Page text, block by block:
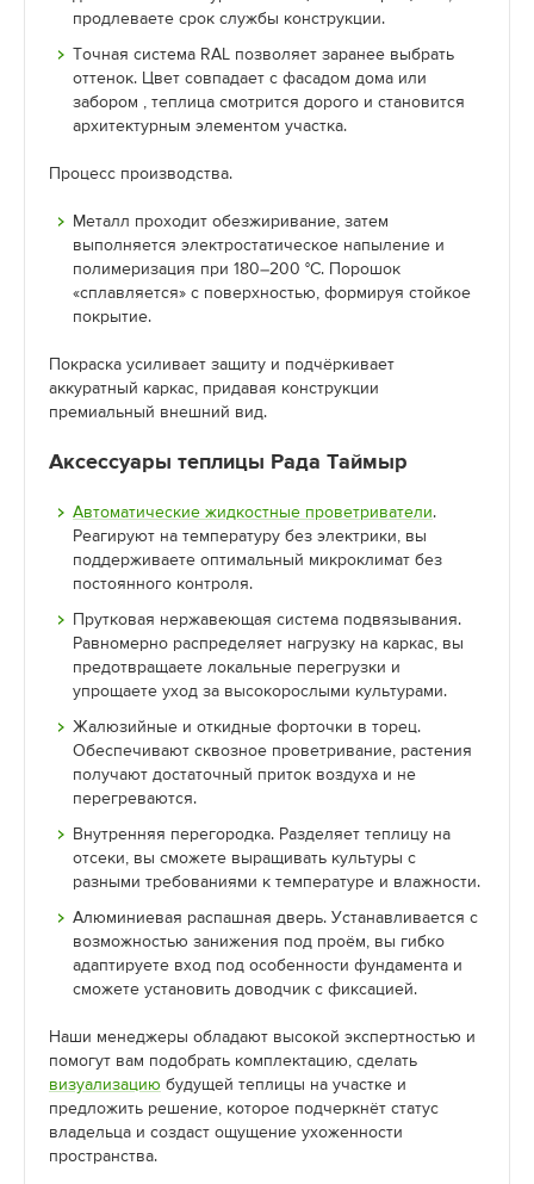
продлеваете срок службы конструкции.
Точная система RAL позволяет заранее выбрать
оттенок. Цвет совпадает с фасадом дома или
забором , теплица смотрится дорого и становится
архитектурным элементом участка.
Процесс производства.
Металл проходит обезжиривание, затем
выполняется электростатическое напыление и
полимеризация при 180–200 °C. Порошок
«сплавляется» с поверхностью, формируя стойкое
покрытие.
Покраска усиливает защиту и подчёркивает
аккуратный каркас, придавая конструкции
премиальный внешний вид.
Аксессуары теплицы Рада Таймыр
Автоматические жидкостные проветриватели.
Реагируют на температуру без электрики, вы
поддерживаете оптимальный микроклимат без
постоянного контроля.
Прутковая нержавеющая система подвязывания.
Равномерно распределяет нагрузку на каркас, вы
предотвращаете локальные перегрузки и
упрощаете уход за высокорослыми культурами.
Жалюзийные и откидные форточки в торец.
Обеспечивают сквозное проветривание, растения
получают достаточный приток воздуха и не
перегреваются.
Внутренняя перегородка. Разделяет теплицу на
отсеки, вы сможете выращивать культуры с
разными требованиями к температуре и влажности.
Алюминиевая распашная дверь. Устанавливается с
возможностью занижения под проём, вы гибко
адаптируете вход под особенности фундамента и
сможете установить доводчик с фиксацией.
Наши менеджеры обладают высокой экспертностью и
помогут вам подобрать комплектацию, сделать
визуализацию будущей теплицы на участке и
предложить решение, которое подчеркнёт статус
владельца и создаст ощущение ухоженности
пространства.